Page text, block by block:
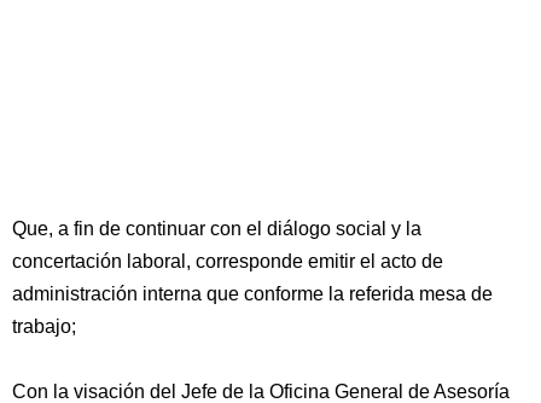
Que, a fin de continuar con el diálogo social y la
concertación laboral, corresponde emitir el acto de
administración interna que conforme la referida mesa de
trabajo;
Con la visación del Jefe de la Oficina General de Asesoría